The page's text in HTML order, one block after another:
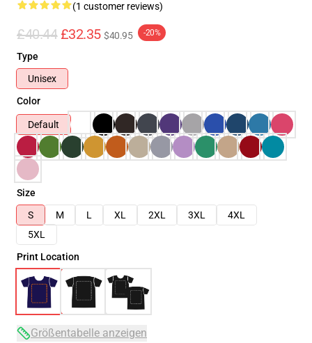
(1 customer reviews)
£40.44 £32.35 $40.95 -20%
Type
Unisex
Color
Default
Size
S
M L XL 2XL 3XL
4XL
5XL
Print Location
Größentabelle anzeigen